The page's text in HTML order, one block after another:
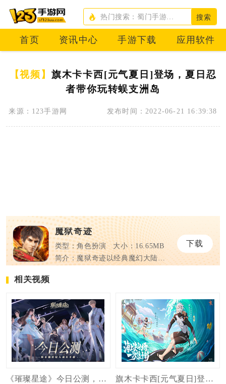
搜索
首页 资讯中心 手游下载 应用软件
【视频】 旗木卡卡西[元气夏日]登场，夏日忍
者带你玩转蜈支洲岛
来源：123手游网 发布时间：2022-06-21 16:39:38
魔狱奇迹
类型：角色扮演
大小：16.65MB
简介：魔狱奇迹以经典魔幻大陆为故事载体，复刻传统魔幻ARPG核心框架，围绕天使与魔...
下载
相关视频
《璀璨星途》今日公测，星光与你共璀璨 视频一览 旗木卡卡西[元气夏日]登场，夏日忍者带你玩转蜈支洲岛